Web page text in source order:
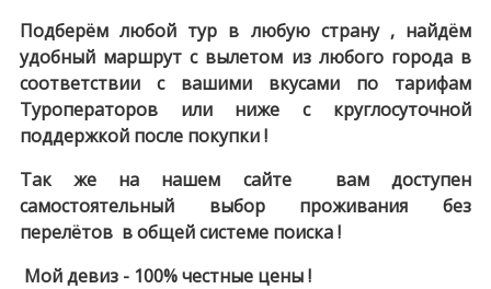
Подберём любой тур в любую страну , найдём
удобный маршрут c вылетом из любого города в
соответствии с вашими вкусами по тарифам
Туроператоров или ниже с круглосуточной
поддержкой после покупки !
Так же на нашем сайте вам доступен
самостоятельный выбор проживания без
перелётов в общей системе поиска !
Мой девиз - 100% честные цены !